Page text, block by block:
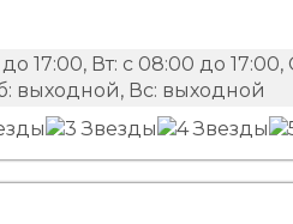
17:00, Вт: с 08:00 до
выходной, Вс: выходной